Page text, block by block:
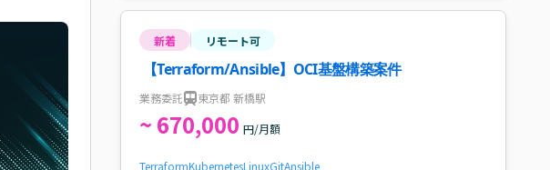
新着 リモート可
【Terraform/Ansible】OCI基盤構築案件
業務委託 東京都 新橋駅
~ 670,000 円/月額
TerraformKubernetesLinuxGitAnsible